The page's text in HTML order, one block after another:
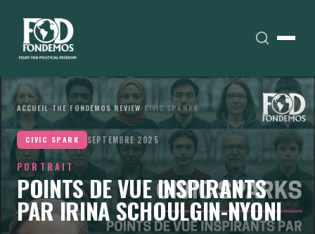
ACCUEIL› THE FONDEMOS REVIEW› CIVIC SPARKS
CIVIC SPARK SEPTEMBRE 2025
PORTRAIT
POINTS DE VUE INSPIRANTS
PAR IRINA SCHOULGIN-NYONI